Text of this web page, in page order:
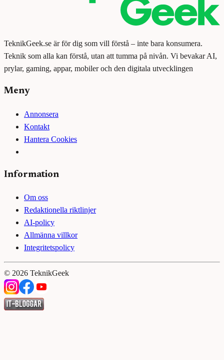
TeknikGeek.se är för dig som vill förstå – inte bara konsumera.
Teknik som alla kan förstå, utan att tumma på nivån. Vi bevakar AI,
prylar, gaming, appar, mobiler och den digitala utvecklingen
Meny
Annonsera
Kontakt
Hantera Cookies
Information
Om oss
Redaktionella riktlinjer
AI-policy
Allmänna villkor
Integritetspolicy
© 2026 TeknikGeek